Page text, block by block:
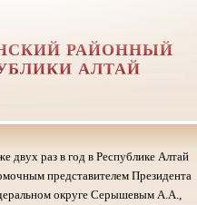
РАЙОННЫЙ
АЛТАЙ
двух раз в год в Республике Алтай
представителем Президента
округе Серышевым А.А.,